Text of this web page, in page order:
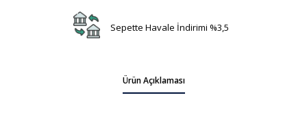
Sepette Havale İndirimi %3,5
Ürün Açıklaması